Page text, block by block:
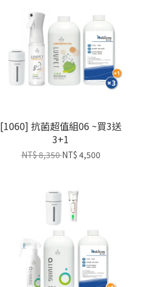
[1060] 抗菌超值組06 ~買3送
3+1
NT$ 8,350NT$ 4,500
加入購物車